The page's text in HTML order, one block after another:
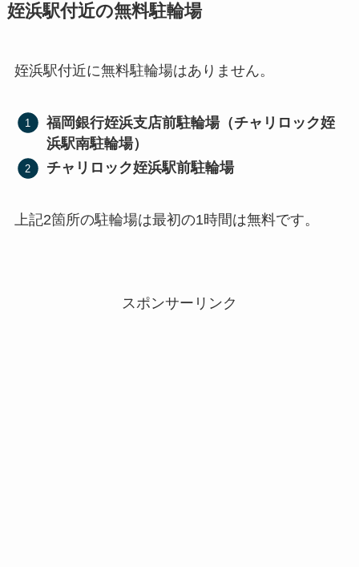
姪浜駅付近の無料駐輪場
姪浜駅付近に無料駐輪場はありません。
福岡銀行姪浜支店前駐輪場（チャリロック姪
浜駅南駐輪場）
チャリロック姪浜駅前駐輪場
上記2箇所の駐輪場は最初の1時間は無料です。
スポンサーリンク